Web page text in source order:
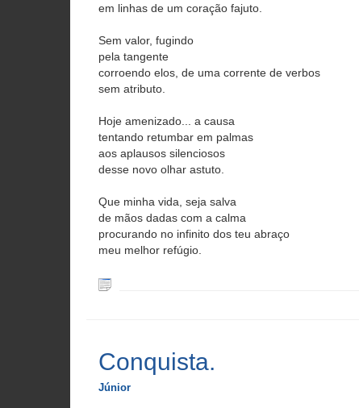
em linhas de um coração fajuto.
Sem valor, fugindo
pela tangente
corroendo elos, de uma corrente de verbos
sem atributo.
Hoje amenizado... a causa
tentando retumbar em palmas
aos aplausos silenciosos
desse novo olhar astuto.
Que minha vida, seja salva
de mãos dadas com a calma
procurando no infinito dos teu abraço
meu melhor refúgio.
Conquista.
Júnior